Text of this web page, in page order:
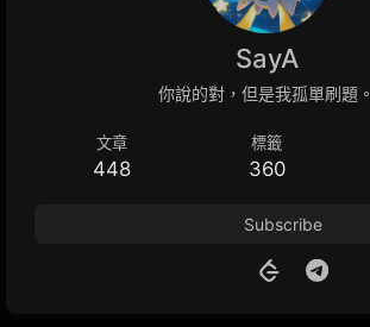
SayA
你說的對，但是我孤單刷題。
文章
448
標籤
360
Subscribe